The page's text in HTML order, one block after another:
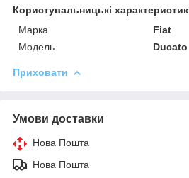
Користувальницькі
Марка
Fiat
Модель
Ducato
Приховати
Умови доставки
Нова Пошта
Нова Пошта